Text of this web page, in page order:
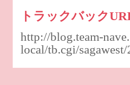
トラックバック
http://blog.team-
local/tb.cgi/